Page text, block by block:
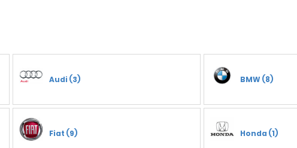
Audi (3) BMW (8)
Fiat (9) Honda (1)